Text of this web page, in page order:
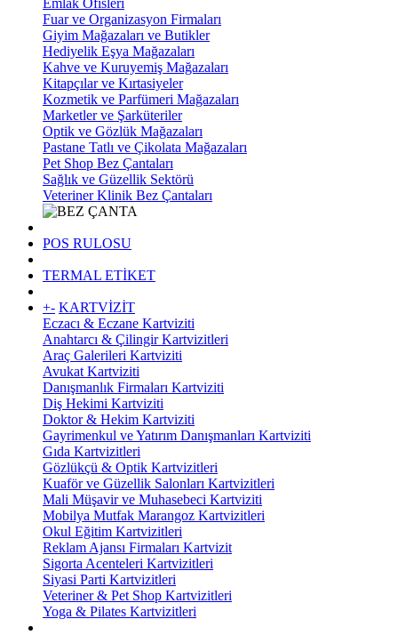
Emlak Ofisleri
Fuar ve Organizasyon Firmaları
Giyim Mağazaları ve Butikler
Hediyelik Eşya Mağazaları
Kahve ve Kuruyemiş Mağazaları
Kitapçılar ve Kırtasiyeler
Kozmetik ve Parfümeri Mağazaları
Marketler ve Şarküteriler
Optik ve Gözlük Mağazaları
Pastane Tatlı ve Çikolata Mağazaları
Pet Shop Bez Çantaları
Sağlık ve Güzellik Sektörü
Veteriner Klinik Bez Çantaları
POS RULOSU
TERMAL ETİKET
+- KARTVİZİT
Eczacı & Eczane Kartviziti
Anahtarcı & Çilingir Kartvizitleri
Araç Galerileri Kartviziti
Avukat Kartviziti
Danışmanlık Firmaları Kartviziti
Diş Hekimi Kartviziti
Doktor & Hekim Kartviziti
Gayrimenkul ve Yatırım Danışmanları Kartviziti
Gıda Kartvizitleri
Gözlükçü & Optik Kartvizitleri
Kuaför ve Güzellik Salonları Kartvizitleri
Mali Müşavir ve Muhasebeci Kartviziti
Mobilya Mutfak Marangoz Kartvizitleri
Okul Eğitim Kartvizitleri
Reklam Ajansı Firmaları Kartvizit
Sigorta Acenteleri Kartvizitleri
Siyasi Parti Kartvizitleri
Veteriner & Pet Shop Kartvizitleri
Yoga & Pilates Kartvizitleri